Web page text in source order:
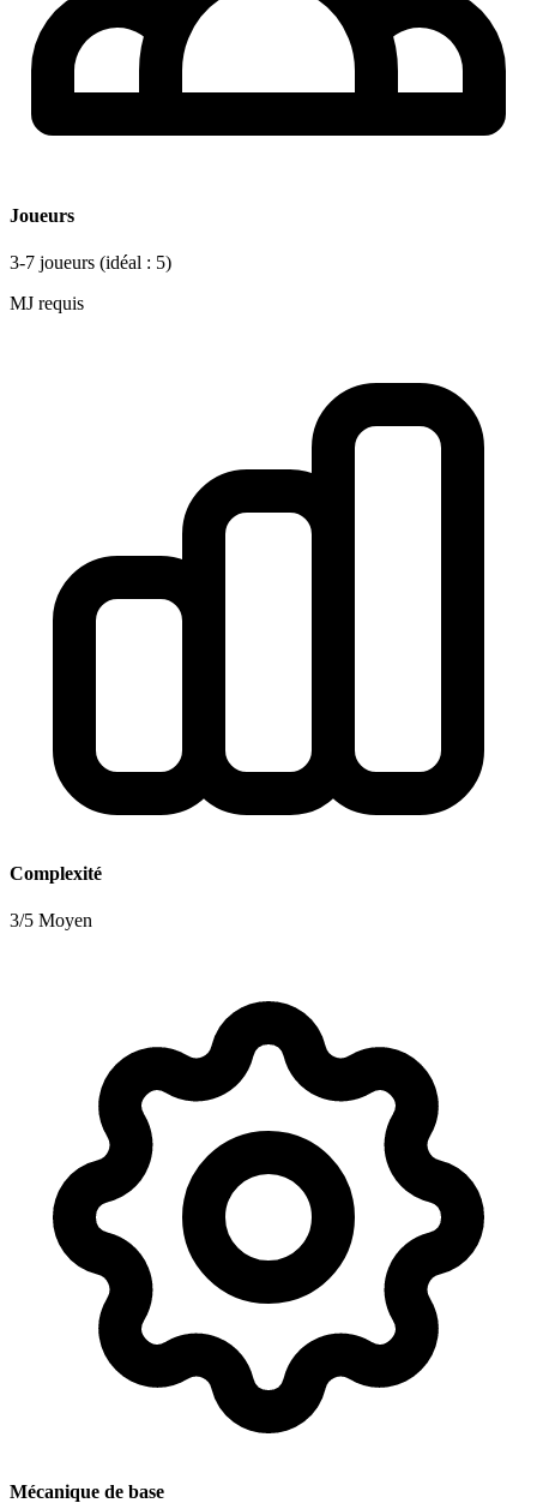
Joueurs
3-7 joueurs (idéal : 5)
MJ requis
Complexité
3/5 Moyen
Mécanique de base